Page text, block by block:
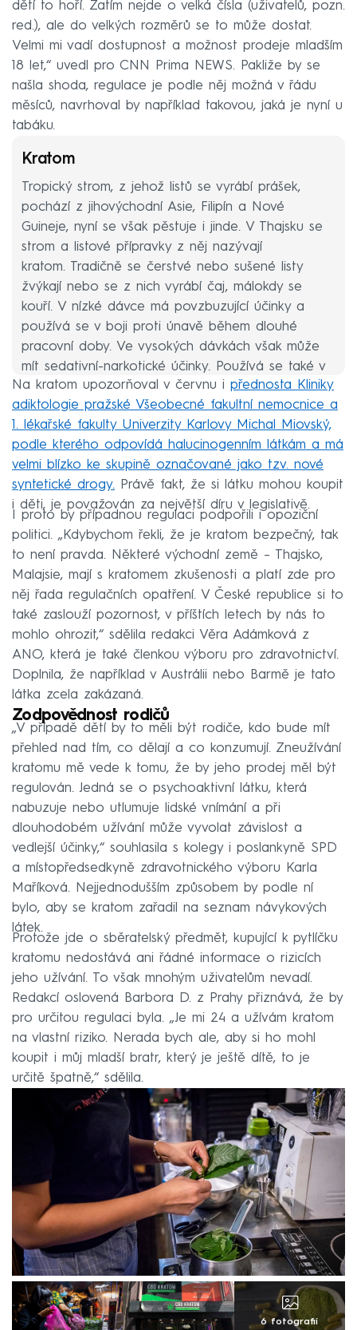
dětí to hoří. Zatím nejde o velká čísla (uživatelů, pozn.
red.), ale do velkých rozměrů se to může dostat.
Velmi mi vadí dostupnost a možnost prodeje mladším
18 let,“ uvedl pro CNN Prima NEWS. Pakliže by se
našla shoda, regulace je podle něj možná v řádu
měsíců, navrhoval by například takovou, jaká je nyní u
tabáku.
Kratom
Tropický strom, z jehož listů se vyrábí prášek,
pochází z jihovýchodní Asie, Filipín a Nové
Guineje, nyní se však pěstuje i jinde. V Thajsku se
strom a listové přípravky z něj nazývají
kratom. Tradičně se čerstvé nebo sušené listy
žvýkají nebo se z nich vyrábí čaj, málokdy se
kouří. V nízké dávce má povzbuzující účinky a
používá se v boji proti únavě během dlouhé
pracovní doby. Ve vysokých dávkách však může
mít sedativní-narkotické účinky. Používá se také v
tradiční medicíně a jako náhražka opia,
uvedloEvropské monitorovací centrum pro drogy
a závislosti (EMCDDA).
Na kratom upozorňoval v červnu i přednosta Kliniky
adiktologie pražské Všeobecné fakultní nemocnice a
1. lékařské fakulty Univerzity Karlovy Michal Miovský,
podle kterého odpovídá halucinogenním látkám a má
velmi blízko ke skupině označované jako tzv. nové
syntetické drogy. Právě fakt, že si látku mohou koupit
i děti, je považován za největší díru v legislativě.
I proto by případnou regulaci podpořili i opoziční
politici. „Kdybychom řekli, že je kratom bezpečný, tak
to není pravda. Některé východní země – Thajsko,
Malajsie, mají s kratomem zkušenosti a platí zde pro
něj řada regulačních opatření. V České republice si to
také zaslouží pozornost, v příštích letech by nás to
mohlo ohrozit,“ sdělila redakci Věra Adámková z
ANO, která je také členkou výboru pro zdravotnictví.
Doplnila, že například v Austrálii nebo Barmě je tato
látka zcela zakázaná.
Zodpovědnost rodičů
„V případě dětí by to měli být rodiče, kdo bude mít
přehled nad tím, co dělají a co konzumují. Zneužívání
kratomu mě vede k tomu, že by jeho prodej měl být
regulován. Jedná se o psychoaktivní látku, která
nabuzuje nebo utlumuje lidské vnímání a při
dlouhodobém užívání může vyvolat závislost a
vedlejší účinky,“ souhlasila s kolegy i poslankyně SPD
a místopředsedkyně zdravotnického výboru Karla
Maříková. Nejjednodušším způsobem by podle ní
bylo, aby se kratom zařadil na seznam návykových
látek.
Protože jde o sběratelský předmět, kupující k pytlíčku
kratomu nedostává ani řádné informace o rizicích
jeho užívání. To však mnohým uživatelům nevadí.
Redakcí oslovená Barbora D. z Prahy přiznává, že by
pro určitou regulaci byla. „Je mi 24 a užívám kratom
na vlastní riziko. Nerada bych ale, aby si ho mohl
koupit i můj mladší bratr, který je ještě dítě, to je
určitě špatně,“ sdělila.
6 fotografií